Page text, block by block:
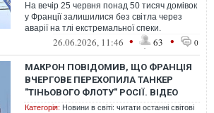
На вечір 25 червня понад 50 тисяч домівок
у Франції залишилися без світла через
аварії на тлі екстремальної спеки.
26.06.2026, 11:46 • 63 • 0
МАКРОН ПОВІДОМИВ, ЩО ФРАНЦІЯ
ВЧЕРГОВЕ ПЕРЕХОПИЛА ТАНКЕР
"ТІНЬОВОГО ФЛОТУ" РОСІЇ. ВІДЕО
Категорія: Новини в світі: читати останні світові